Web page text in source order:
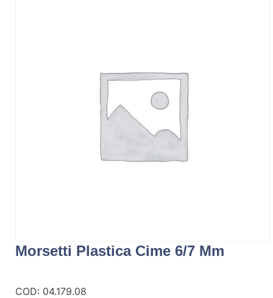
Morsetti Plastica Cime 6/7 Mm
COD: 04.179.08